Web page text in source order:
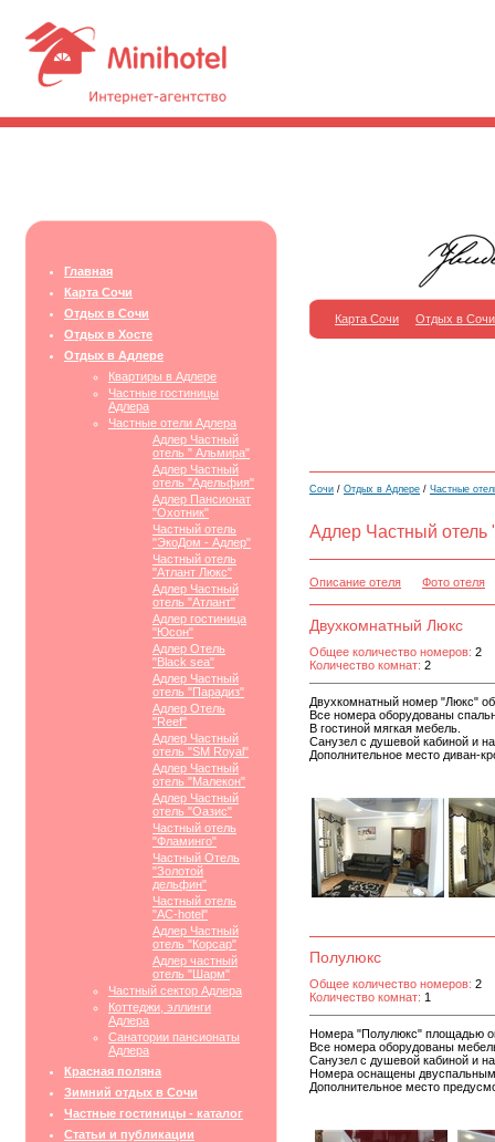
Главная
Карта Сочи
Отдых в Сочи
Отдых в Хосте
Отдых в Адлере
Квартиры в Адлере
Частные гостиницы
Адлера
Частные отели Адлера
Адлер Частный
отель " Альмира"
Адлер Частный
отель "Адельфия"
Адлер Пансионат
"Охотник"
Частный отель
"ЭкоДом - Адлер"
Частный отель
"Атлант Люкс"
Адлер Частный
отель "Атлант"
Адлер гостиница
"Юсон"
Адлер Отель
"Black sea"
Адлер Частный
отель "Парадиз"
Адлер Отель
"Reef"
Адлер Частный
отель "SM Royal"
Адлер Частный
отель "Малекон"
Адлер Частный
отель "Оазис"
Частный отель
"Фламинго"
Частный Отель
"Золотой
дельфин"
Частный отель
"АС-hotel"
Адлер Частный
отель "Корсар"
Адлер частный
отель "Шарм"
Частный сектор Адлера
Коттеджи, эллинги
Адлера
Санатории пансионаты
Адлера
Красная поляна
Зимний отдых в Сочи
Частные гостиницы - каталог
Статьи и публикации
Карта Сочи Отдых в Сочи
Сочи / Отдых в Адлере / Частные
Адлер Частный отель
Описание отеля Фото отеля
Двухкомнатный Люкс
Общее количество номеров: 2
Количество комнат: 2
Двухкомнатный номер "Люкс"
Все номера оборудованы
В гостиной мягкая мебель.
Санузел с душевой кабиной и
Дополнительное место диван-
Полулюкс
Общее количество номеров: 2
Количество комнат: 1
Номера "Полулюкс" площадью
Все номера оборудованы
Санузел с душевой кабиной и
Номера оснащены
Дополнительное место